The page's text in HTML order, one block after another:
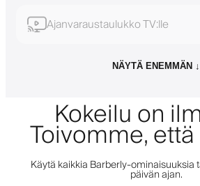
Ajanvaraustaulukko TV:lle
NÄYTÄ ENEMMÄN ↓
Kokeilu on
Toivomme,
Käytä kaikkia Barberly-ominaisuuksia
päivän ajan.